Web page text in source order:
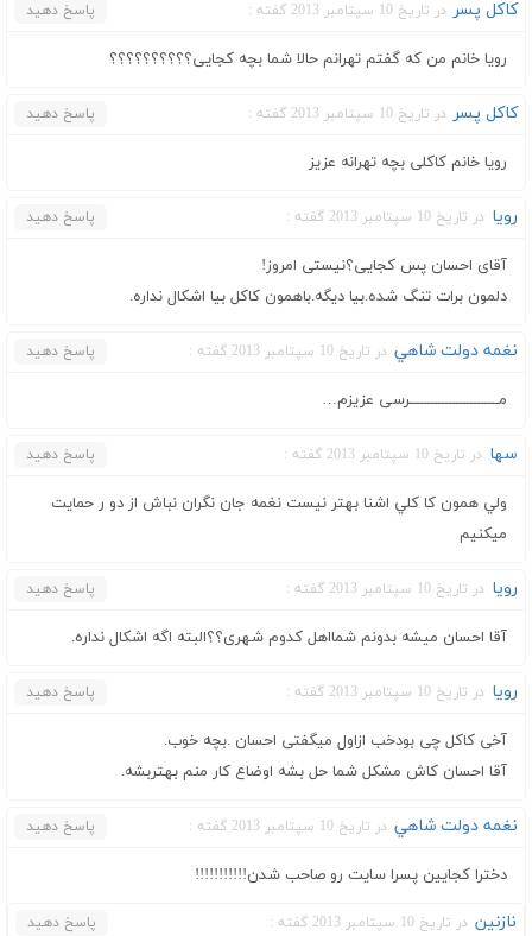
کاکل پسر در تاریخ 10 سپتامبر 2013 گفته : پاسخ دهید
رویا خانم من که گفتم تهرانم حالا شما بچه کجایی؟؟؟؟؟؟؟؟؟؟
کاکل پسر در تاریخ 10 سپتامبر 2013 گفته : پاسخ دهید
رویا خانم کاکلی بچه تهرانه عزیز
رویا در تاریخ 10 سپتامبر 2013 گفته : پاسخ دهید
آقای احسان پس کجایی؟نیستی امروز!
دلمون برات تنگ شده.بیا دیگه.باهمون کاکل بیا اشکال نداره.
نغمه دولت شاهي در تاریخ 10 سپتامبر 2013 گفته : پاسخ دهید
مـــــــــــــــــــــــــرسی عزیزم…
سها در تاریخ 10 سپتامبر 2013 گفته : پاسخ دهید
ولي همون كا كلي اشنا بهتر نيست نغمه جان نگران نباش از دو ر حمايت
ميكنيم
رویا در تاریخ 10 سپتامبر 2013 گفته : پاسخ دهید
آقا احسان میشه بدونم شمااهل کدوم شهری؟؟البته اگه اشکال نداره.
رویا در تاریخ 10 سپتامبر 2013 گفته : پاسخ دهید
آخی کاکل چی بودخب ازاول میگفتی احسان .بچه خوب.
آقا احسان کاش مشکل شما حل بشه اوضاع کار منم بهتربشه.
نغمه دولت شاهي در تاریخ 10 سپتامبر 2013 گفته : پاسخ دهید
دخترا کجایین پسرا سایت رو صاحب شدن!!!!!!!!!!!
نازنین در تاریخ 10 سپتامبر 2013 گفته : پاسخ دهید